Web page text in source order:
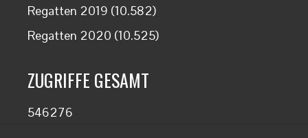
Regatten 2019 (10.582)
Regatten 2020 (10.525)
ZUGRIFFE GESAMT
546276